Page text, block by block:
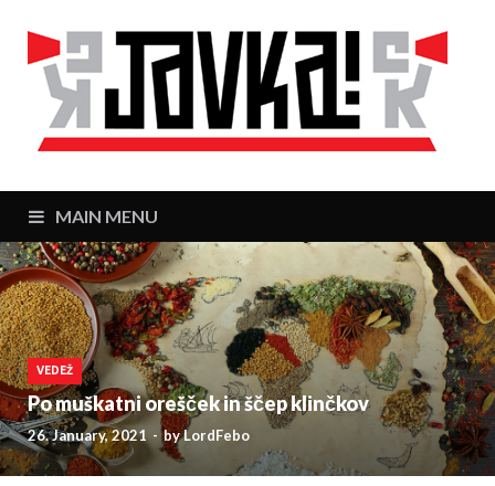
MAIN MENU
VEDEŽ
Po muškatni orešček in ščep klinčkov
26. January, 2021 -byLordFebo